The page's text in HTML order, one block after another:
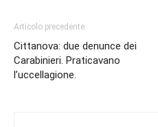
Articolo precedente
Cittanova: due denunce dei
Carabinieri. Praticavano
l’uccellagione.